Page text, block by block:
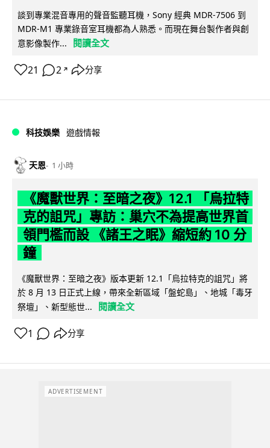
談到專業混音專用的聲音監聽耳機，Sony 經典 MDR-7506 到
MDR-M1 專業錄音室耳機都為人熟悉。而現在舞台製作者與創
意影像製作...
閱讀全文
21 2 ↗ 分享
科技娛樂 遊戲情報
天恩 1 小時
《魔獸世界：至暗之夜》12.1 「烏拉特
克的詛咒」專訪：巢穴不為提高世界首
領門檻而設 《諸王之眠》縮短約 10 分
鐘
《魔獸世界：至暗之夜》版本更新 12.1「烏拉特克的詛咒」將
於 8 月 13 日正式上線，帶來全新區域「盤蛇島」、地城「毒牙
祭壇」、新型態世...
閱讀全文
1 分享
ADVERTISEMENT